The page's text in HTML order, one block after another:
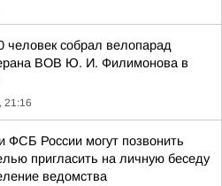
человек собрал велопарад
ВОВ Ю. И. Филимонова в
21:16
ФСБ России могут позвонить
пригласить на личную беседу
ведомства